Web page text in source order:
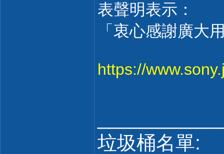
表聲明表示：
「衷心感謝廣大
https://
垃圾桶名單: